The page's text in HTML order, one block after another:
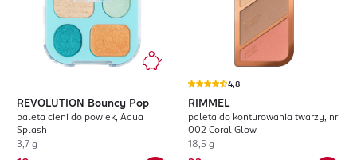
REVOLUTION Bouncy Pop
paleta cieni do powiek, Aqua
Splash
3,7 g
4,8
RIMMEL
paleta do konturowania twarzy, nr
002 Coral Glow
18,5 g